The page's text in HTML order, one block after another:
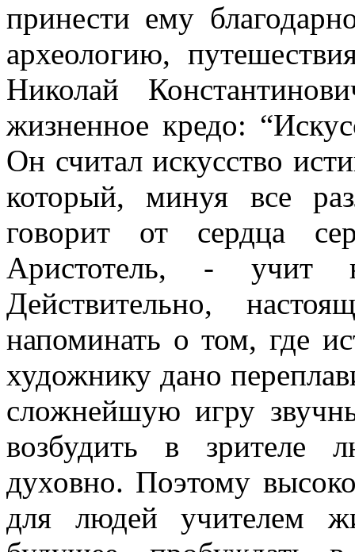
принести ему
археологию,
Николай
жизненное кредо:
Он считал искусство
который, минуя все
говорит от сердца
Аристотель, - учит
Действительно,
напоминать о том, где
художнику дано
сложнейшую игру
возбудить в зрителе
духовно. Поэтому
для людей учителем